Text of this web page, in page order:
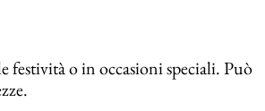
festività o in occasioni speciali. Può